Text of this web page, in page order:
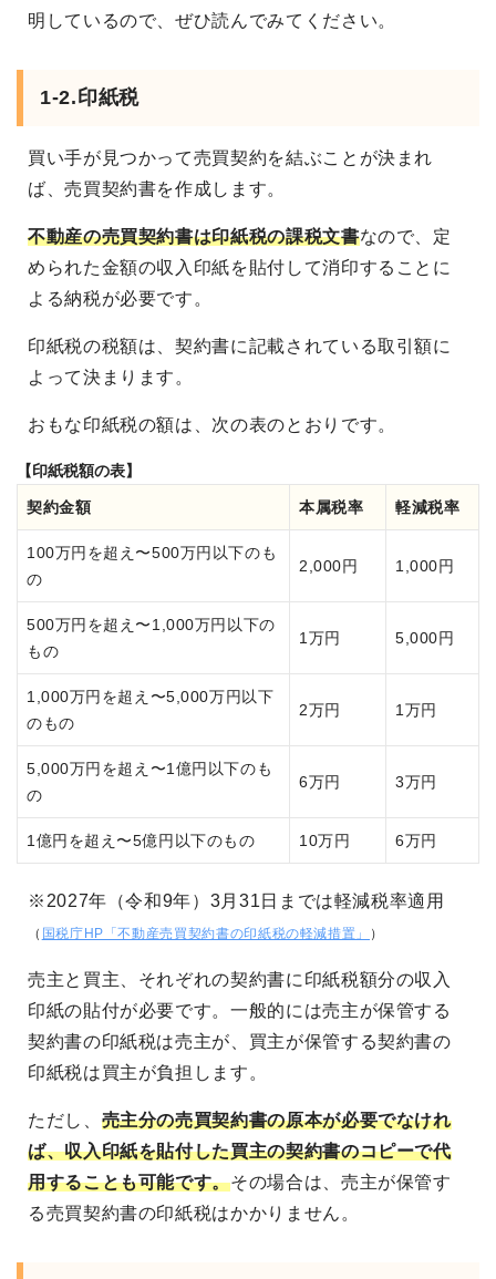
明しているので、ぜひ読んでみてください。
1-2.印紙税
買い手が見つかって売買契約を結ぶことが決まれ
ば、売買契約書を作成します。
不動産の売買契約書は印紙税の課税文書なので、定
められた金額の収入印紙を貼付して消印することに
よる納税が必要です。
印紙税の税額は、契約書に記載されている取引額に
よって決まります。
おもな印紙税の額は、次の表のとおりです。
【印紙税額の表】
契約金額 本属税率 軽減税率
100万円を超え〜500万円以下のも
の
2,000円 1,000円
500万円を超え〜1,000万円以下の
もの
1万円 5,000円
1,000万円を超え〜5,000万円以下
のもの
2万円 1万円
5,000万円を超え〜1億円以下のも
の
6万円 3万円
1億円を超え〜5億円以下のもの 10万円 6万円
※2027年（令和9年）3月31日までは軽減税率適用
（ 国税庁HP「不動産売買契約書の印紙税の軽減措置」 ）
売主と買主、それぞれの契約書に印紙税額分の収入
印紙の貼付が必要です。一般的には売主が保管する
契約書の印紙税は売主が、買主が保管する契約書の
印紙税は買主が負担します。
ただし、 売主分の売買契約書の原本が必要でなけれ
ば、収入印紙を貼付した買主の契約書のコピーで代
用することも可能です。その場合は、売主が保管す
る売買契約書の印紙税はかかりません。